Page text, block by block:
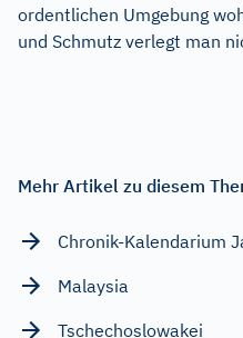
ordentlichen Umgebung
und Schmutz verlegt man
Mehr Artikel zu diesem
Chronik-Kalendarium
Malaysia
Tschechoslowakei